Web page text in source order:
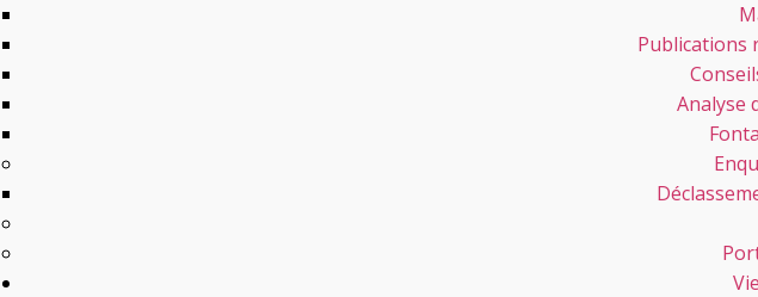
Publications
Analyse